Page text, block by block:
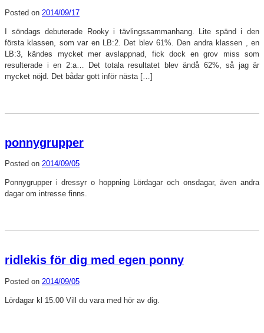
Posted on 2014/09/17
I söndags debuterade Rooky i tävlingssammanhang. Lite spänd i den
första klassen, som var en LB:2. Det blev 61%. Den andra klassen , en
LB:3, kändes mycket mer avslappnad, fick dock en grov miss som
resulterade i en 2:a… Det totala resultatet blev ändå 62%, så jag är
mycket nöjd. Det bådar gott inför nästa […]
ponnygrupper
Posted on 2014/09/05
Ponnygrupper i dressyr o hoppning Lördagar och onsdagar, även andra
dagar om intresse finns.
ridlekis för dig med egen ponny
Posted on 2014/09/05
Lördagar kl 15.00 Vill du vara med hör av dig.